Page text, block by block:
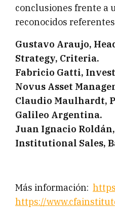
conclusiones frente a
reconocidos
Gustavo Araujo,
Strategy, Criteria.
Fabricio Gatti,
Novus Asset
Claudio Maulhardt,
Galileo Argentina.
Juan Ignacio
Institutional Sales,
Más información:
https://